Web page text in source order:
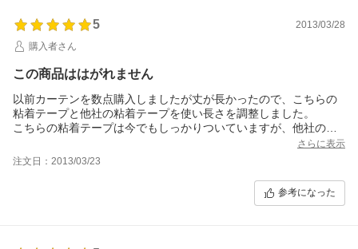
5
2013/03/28
購入者さん
この商品ははがれません
以前カーテンを数点購入しましたが丈が長かったので、こちらの
粘着テープと他社の粘着テープを使い長さを調整しました。
こちらの粘着テープは今でもしっかりついていますが、他社の粘
知人が引越しでカーテンを購入しましたが少し長いとのこと。迷
さらに表示
注文日：2013/03/23
参考になった